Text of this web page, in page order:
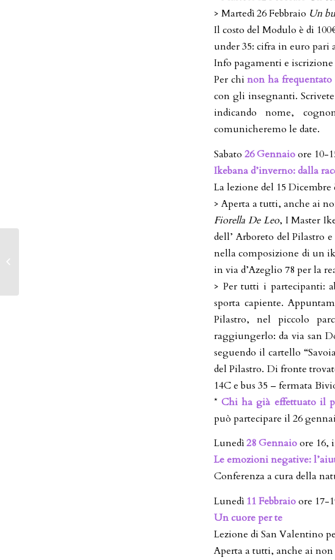
> Martedì 26 Febbraio Un
Il costo del Modulo è di
under 35: cifra in euro pari
Info pagamenti e
Per chinon ha
con gli insegnanti.
indicando nome,
comunicheremo le date.
Sabato 26 Gennaioore 10-
Ikebana d’inverno: dalla
La lezione del 15 Dicembre
> Aperta a tutti, anche ai
Fiorella De Leo, I Master
dell’ Arboreto del Pilastro
nella composizione di un
in via d’Azeglio 78 per la
> Per tutti i partecipanti:
sporta capiente.
Pilastro, nel piccolo
raggiungerlo: da via san
seguendo il cartello
del Pilastro. Di fronte
14C e bus 35 – fermata
*Chi ha già effettuato il
può partecipare il 26
Lunedì28 Gennaioore 16,
Le emozioni negative:
Conferenza a cura della
Lunedì 11 Febbraioore 17-
Un cuore per te
Lezione di San Valentino
Aperta a tutti, anche ai